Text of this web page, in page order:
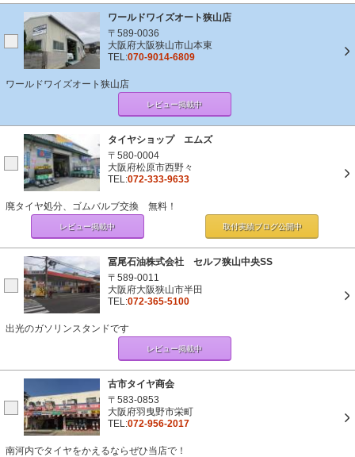
ワールドワイズオート狭山店
〒589-0036
大阪府大阪狭山市山本東
TEL:070-9014-6809
ワールドワイズオート狭山店
レビュー掲載中
タイヤショップ エムズ
〒580-0004
大阪府松原市西野々
TEL:072-333-9633
廃タイヤ処分、ゴムバルブ交換 無料！
レビュー掲載中 取付実績ブログ公開中
冨尾石油株式会社 セルフ狭山中央SS
〒589-0011
大阪府大阪狭山市半田
TEL:072-365-5100
出光のガソリンスタンドです
レビュー掲載中
古市タイヤ商会
〒583-0853
大阪府羽曳野市栄町
TEL:072-956-2017
南河内でタイヤをかえるならぜひ当店で！